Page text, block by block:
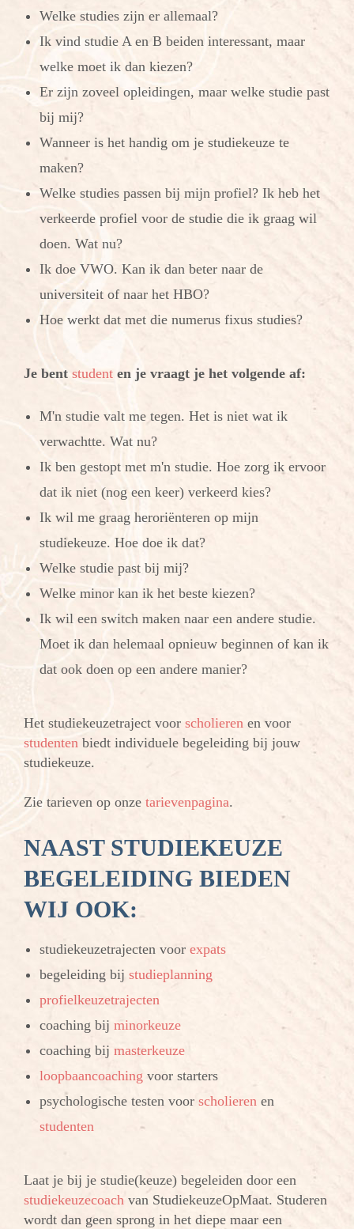
Welke studies zijn er allemaal?
Ik vind studie A en B beiden interessant, maar
welke moet ik dan kiezen?
Er zijn zoveel opleidingen, maar welke studie past
bij mij?
Wanneer is het handig om je studiekeuze te
maken?
Welke studies passen bij mijn profiel? Ik heb het
verkeerde profiel voor de studie die ik graag wil
doen. Wat nu?
Ik doe VWO. Kan ik dan beter naar de
universiteit of naar het HBO?
Hoe werkt dat met die numerus fixus studies?
Je bent student en je vraagt je het volgende af:
M'n studie valt me tegen. Het is niet wat ik
verwachtte. Wat nu?
Ik ben gestopt met m'n studie. Hoe zorg ik ervoor
dat ik niet (nog een keer) verkeerd kies?
Ik wil me graag heroriënteren op mijn
studiekeuze. Hoe doe ik dat?
Welke studie past bij mij?
Welke minor kan ik het beste kiezen?
Ik wil een switch maken naar een andere studie.
Moet ik dan helemaal opnieuw beginnen of kan ik
dat ook doen op een andere manier?
Het studiekeuzetraject voor scholieren en voor
studenten biedt individuele begeleiding bij jouw
studiekeuze.
Zie tarieven op onze tarievenpagina.
NAAST STUDIEKEUZE
BEGELEIDING BIEDEN
WIJ OOK:
studiekeuzetrajecten voor expats
begeleiding bij studieplanning
profielkeuzetrajecten
coaching bij minorkeuze
coaching bij masterkeuze
loopbaancoaching voor starters
psychologische testen voor scholieren en
studenten
Laat je bij je studie(keuze) begeleiden door een
studiekeuzecoach van StudiekeuzeOpMaat. Studeren
wordt dan geen sprong in het diepe maar een